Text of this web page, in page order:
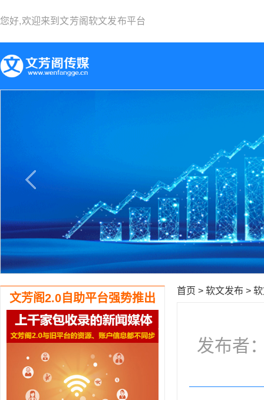
您好,欢迎来到 文芳阁软文发布平台
文芳阁2.0自助平台强势推出
首页 > 软文发布 >
发布者